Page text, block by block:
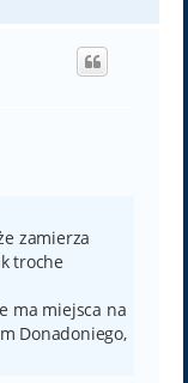
g
zamierza
troche
ma miejsca na
Donadoniego,